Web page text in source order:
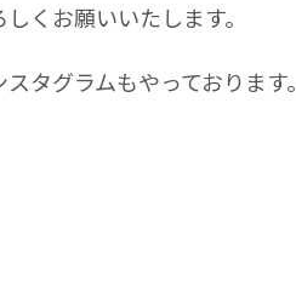
しくお願いいたします。
スタグラムもやっております。